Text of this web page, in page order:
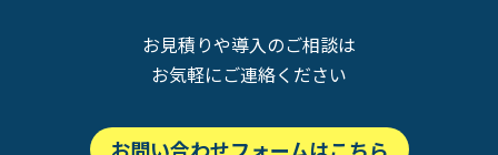
お見積りや導入のご相談は
お気軽にご連絡ください